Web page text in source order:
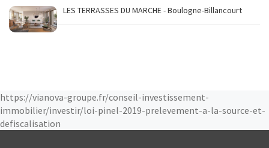
LES TERRASSES DU MARCHE - Boulogne-Billancourt
https://vianova-groupe.fr/conseil-investissement-
immobilier/investir/loi-pinel-2019-prelevement-a-la-source-et-
defiscalisation